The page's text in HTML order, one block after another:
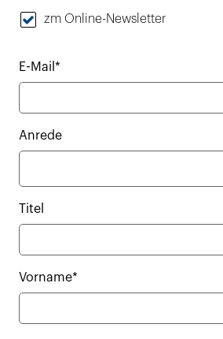
zm Online-Newsletter
E-Mail*
Anrede
Titel
Vorname*